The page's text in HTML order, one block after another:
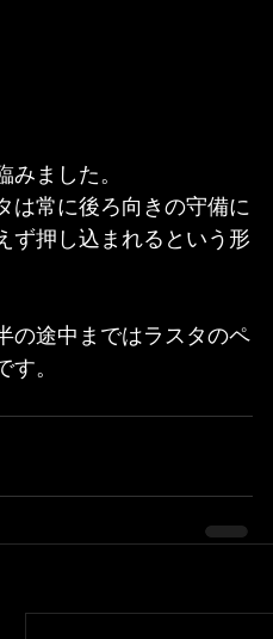
ました。
は常に後ろ向きの守備に
ず押し込まれるという形
の途中まではラスタのペ
。